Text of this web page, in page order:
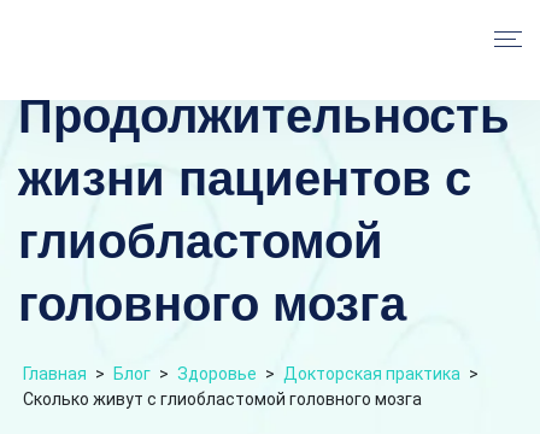
Продолжительность
жизни пациентов с
глиобластомой
головного мозга
Главная > Блог > Здоровье > Докторская практика >
Сколько живут с глиобластомой головного мозга